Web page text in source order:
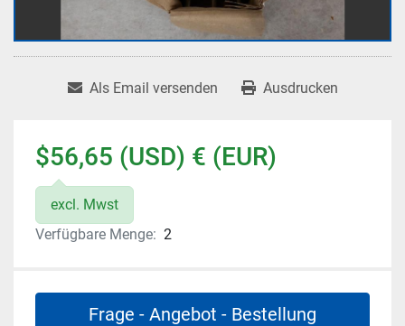
Als Email versenden Ausdrucken
$56,65 (USD) € (EUR)
excl. Mwst
Verfügbare Menge: 2
Frage - Angebot - Bestellung